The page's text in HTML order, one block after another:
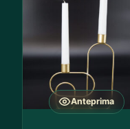
Anteprima